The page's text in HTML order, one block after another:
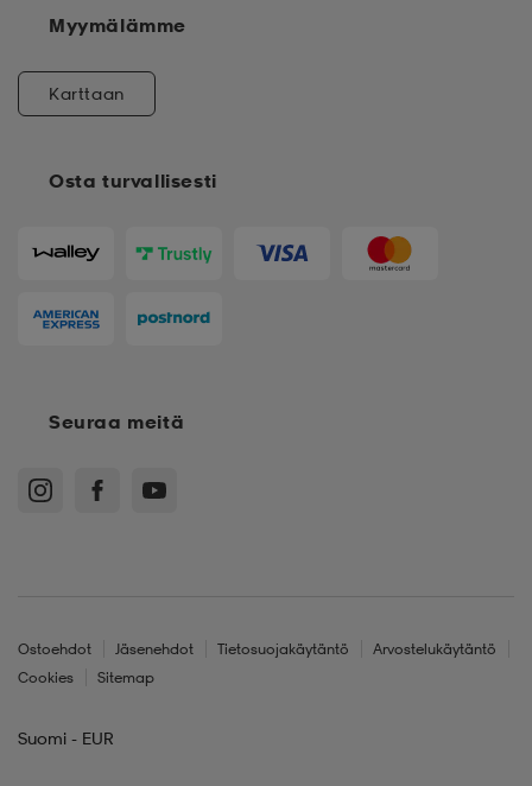
Osta turvallisesti
Myymälämme
Karttaan
Seuraa meitä
Ostoehdot Jäsenehdot Tietosuojakäytäntö
Arvostelukäytäntö
Cookies
Sitemap
Suomi - EUR